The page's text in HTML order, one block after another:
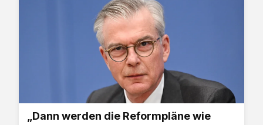
„Dann werden die Reformpläne wie